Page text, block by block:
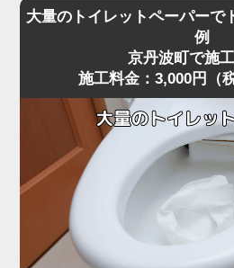
大量のトイレットペーパーで
例
京丹波町で施
施工料金：3,000円（